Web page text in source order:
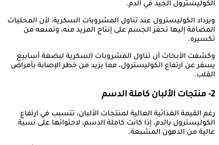
الكوليسترول الجيد في الدم.
ويزداد الكوليسترول عند تناول المشروبات السكرية، لأن المحليات
المضافة إليها تحفز الجسم على إنتاج المزيد منه، وتمنعه من
تكسيره.
وكشفت الأبحاث أن تناول المشروبات السكرية لبضعة أسابيع
يسفر عن ارتفاع الكوليسترول، مما يزيد من خطر الإصابة بأمراض
القلب.
2- منتجات الألبان كاملة الدسم
رغم القيمة الغذائية العالية لمنتجات الألبان، تتسبب في ارتفاع
الكوليسترول بالدم، إذا كانت كاملة الدسم، لاحتوائها على نسبة
عالية من الدهون المشبعة.